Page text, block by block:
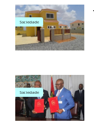
Sociedade
Sociedade